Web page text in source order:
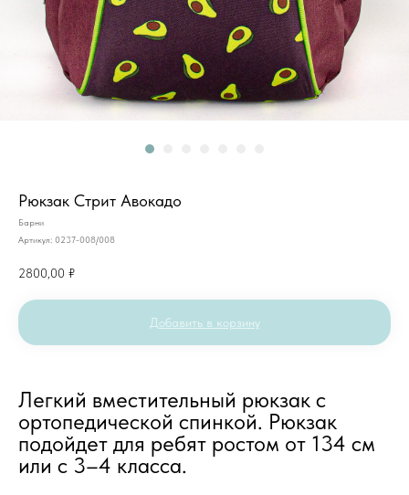
Рюкзак Стрит Авокадо
Барни
Артикул: 0237-008/008
2800,00 ₽
Добавить в корзину
Легкий вместительный рюкзак с
ортопедической спинкой. Рюкзак
подойдет для ребят ростом от 134 см
или с 3–4 класса.